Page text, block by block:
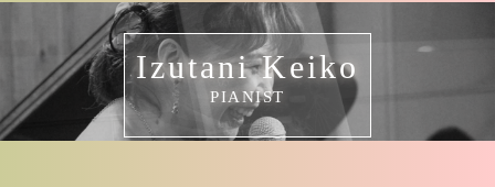
Izutani Keiko
PIANIST